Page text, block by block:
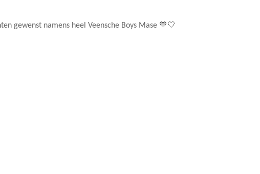
gewenst namens heel Veensche Boys Mase 💙🤍